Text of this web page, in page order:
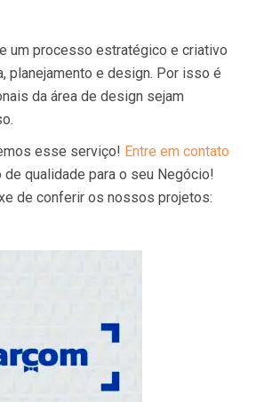
um processo estratégico e criativo
planejamento e design. Por isso é
da área de design sejam
esse serviço! Entre em contato
de qualidade para o seu Negócio!
de conferir os nossos projetos: